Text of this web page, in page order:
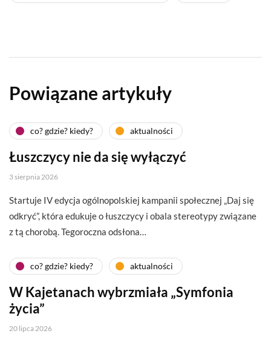
Powiązane artykuły
co? gdzie? kiedy? aktualności
Łuszczycy nie da się wyłączyć
3 sierpnia 2026
Startuje IV edycja ogólnopolskiej kampanii społecznej „Daj się
odkryć”, która edukuje o łuszczycy i obala stereotypy związane
z tą chorobą. Tegoroczna odsłona…
co? gdzie? kiedy? aktualności
W Kajetanach wybrzmiała „Symfonia
życia”
20 lipca 2026